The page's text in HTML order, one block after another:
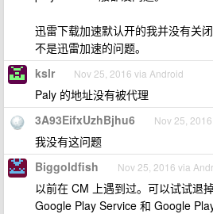
迅雷下载加速默认开的我并没有关
不是迅雷加速的问题。
kslr Nov 25, 2016 via Android
Paly 的地址没有被代理
3A93EifxUzhBjhu6 Nov 25, 2016
我没有这问题
Biggoldfish Nov 25, 2016 via
以前在 CM 上遇到过。可以试试退
Google Play Service 和 Google